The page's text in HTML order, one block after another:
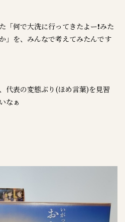
「何で大洗に行ってきたよー❗みた
」を、みんなで考えてみたんです
代表の変態ぶり(ほめ言葉)を見習
なぁ